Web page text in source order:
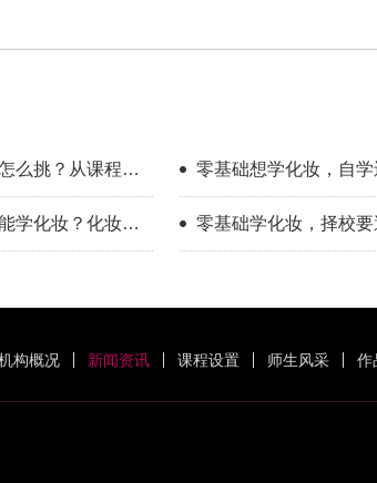
么挑？从课程维
比
零基础想学化妆，自学
找学校？过来人分享
得
学化妆？化妆学
零基础学化妆，择校要
哪些误区？
构概况 新闻资讯 课程设置 师生风采 作